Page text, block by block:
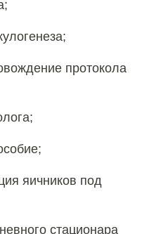
протокола
яичников под
стационара